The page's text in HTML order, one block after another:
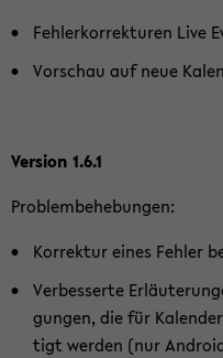
Feh­ler­kor­rek­tu­ren Live
Vor­schau auf neue
Ver­si­on 1.6.1
Pro­blem­be­he­bun­gen:
Kor­rek­tur eines Feh­ler
Ver­bes­ser­te
gun­gen, die für
tigt wer­den (nur